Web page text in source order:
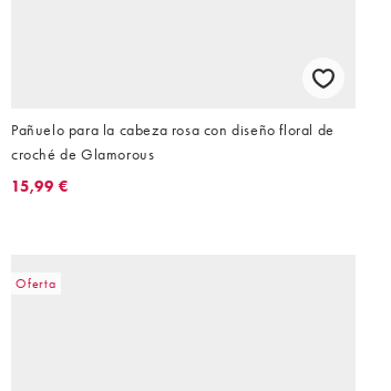
Pañuelo para la cabeza rosa con diseño floral de
croché de Glamorous
15,99 €
Oferta